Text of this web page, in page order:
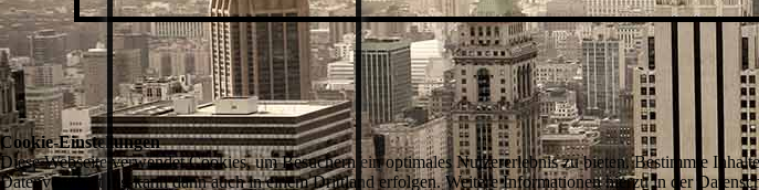
Cookie-Einstellungen
Diese Webseite verwendet Cookies, um Besuchern ein optimales Nutzererlebnis zu bieten. Bestimmte
Datenverarbeitung kann dann auch in einem Drittland erfolgen. Weitere Informationen hierzu in der